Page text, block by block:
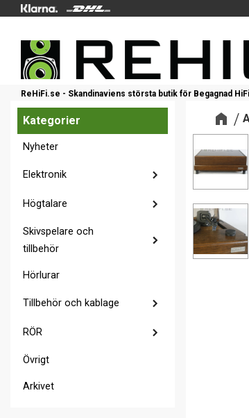
ReHiFi.se - Skandinaviens största butik för Begagnad HiFi
Kategorier
Nyheter
Elektronik
Högtalare
Skivspelare och
tillbehör
Hörlurar
Tillbehör och kablage
RÖR
Övrigt
Arkivet